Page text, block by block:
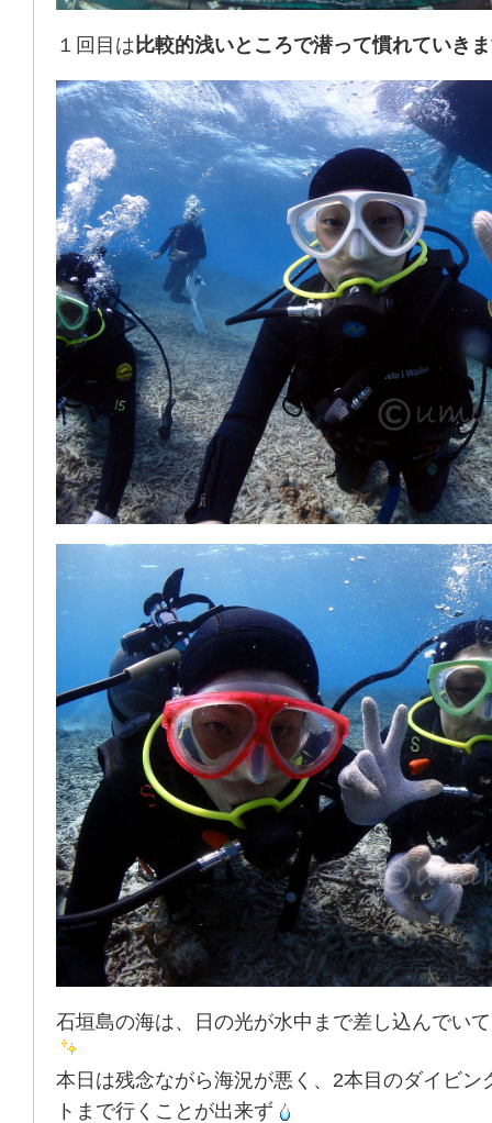
１回目は 比較的浅いところで潜って慣れていき
石垣島の海は、日の光が水中まで差し込んでい
本日は残念ながら海況が悪く、2本目のダイビン
トまで行くことが出来ず